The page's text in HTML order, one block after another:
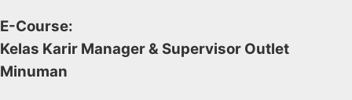
E-Course:
Kelas Karir Manager & Supervisor Outlet
Minuman